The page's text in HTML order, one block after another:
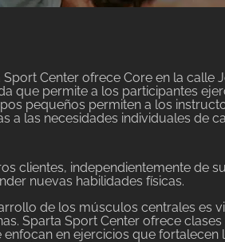
Sport Center ofrece Core en la calle
que permite a los participantes
pequeños permiten a los
a las necesidades individuales de
clientes, independientemente de
nuevas habilidades físicas.
de los músculos centrales es
Sparta Sport Center ofrece
enfocan en ejercicios que